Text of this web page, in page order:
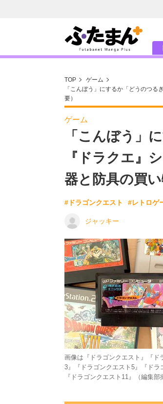
TOP
ゲーム
「こんぼう」にするか「どうのつ
要）
ゲーム
「こんぼう」
『ドラクエ』
器と防具の買い
#ドラゴンクエスト #レトロゲ
ジャッキー
画像は『ドラゴンクエスト』『ド
3』『ドラゴンクエスト5』『ドラ
『ドラゴンクエスト11』（編集部